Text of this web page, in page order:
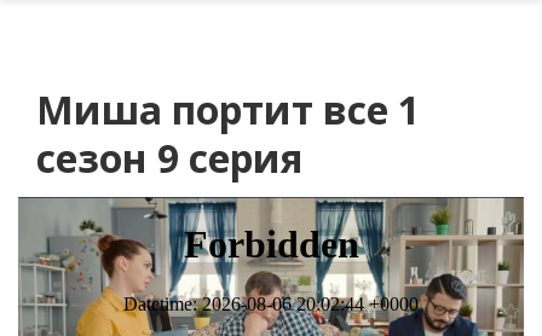
Миша портит все 1
сезон 9 серия